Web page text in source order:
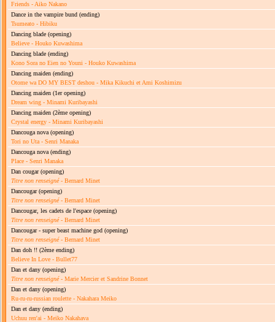
Friends - Aiko Nakano
Dance in the vampire bund (ending)
Tsumeato - Hibiku
Dancing blade (opening)
Believe - Houko Kuwashima
Dancing blade (ending)
Kono Sora no Eien no Youni - Houko Kuwashima
Dancing maiden (ending)
Otome wa DO MY BEST deshou - Mika Kikuchi et Ami Koshimizu
Dancing maiden (1er opening)
Dream wing - Minami Kuribayashi
Dancing maiden (2ème opening)
Crystal energy - Minami Kuribayashi
Dancouga nova (opening)
Tori no Uta - Senri Manaka
Dancouga nova (ending)
Place - Senri Manaka
Dan cougar(opening)
Titre non renseigné- Bernard Minet
Dancougar(opening)
Titre non renseigné- Bernard Minet
Dancougar, les cadets de l'espace (opening)
Titre non renseigné- Bernard Minet
Dancougar - super beast machine god (opening)
Titre non renseigné- Bernard Minet
Dan doh !! (2ème ending)
Believe In Love - Bullet77
Dan et dany (opening)
Titre non renseigné- Marie Mercier et Sandrine Bonnet
Dan et dany (opening)
Ru-ru-ru-russian roulette - Nakahara Meiko
Dan et dany (ending)
Uchuu ren'ai - Meiko Nakahava